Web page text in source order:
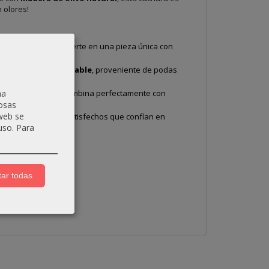
olores!
lo que la convierte en una pieza única con
olivo 100% reciclable, proveniente de podas
atemporal que combina perfectamente con
de clientes satisfechos que confían en
se
Para
todas